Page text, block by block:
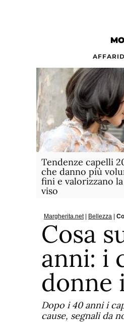
Tendenze capelli
che danno più
fini e valorizzano
viso
Margherita.net| Bellezza |
Cosa
anni: i
donne
Dopo i 40 anni i
cause, segnali da